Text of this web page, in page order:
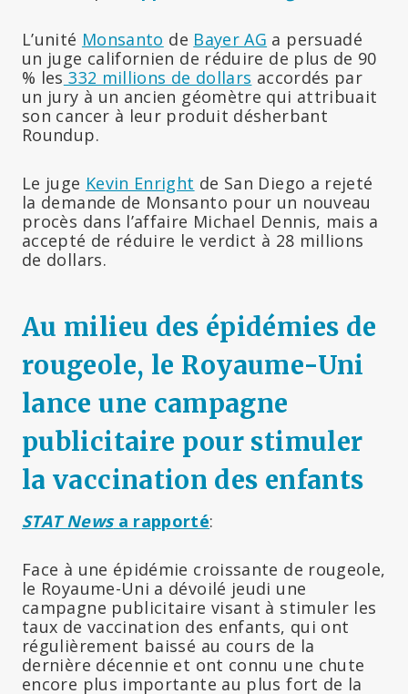
L’unité Monsanto de Bayer AG a persuadé
un juge californien de réduire de plus de 90
% les 332 millions de dollars accordés par
un jury à un ancien géomètre qui attribuait
son cancer à leur produit désherbant
Roundup.
Le juge Kevin Enright de San Diego a rejeté
la demande de Monsanto pour un nouveau
procès dans l’affaire Michael Dennis, mais a
accepté de réduire le verdict à 28 millions
de dollars.
Au milieu des épidémies de
rougeole, le Royaume-Uni
lance une campagne
publicitaire pour stimuler
la vaccination des enfants
STAT Newsa rapporté:
Face à une épidémie croissante de rougeole,
le Royaume-Uni a dévoilé jeudi une
campagne publicitaire visant à stimuler les
taux de vaccination des enfants, qui ont
régulièrement baissé au cours de la
dernière décennie et ont connu une chute
encore plus importante au plus fort de la